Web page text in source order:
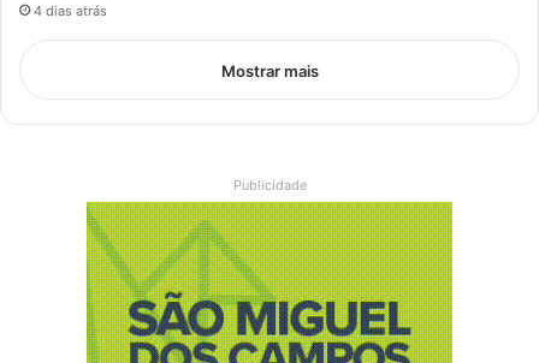
4 dias atrás
Mostrar mais
Publicidade